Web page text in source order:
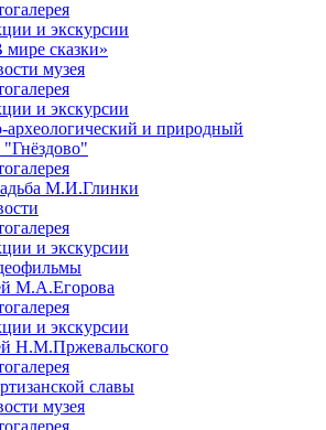
и экскурсии
сказки»
музея
и экскурсии
археологический и природный
"Гнёздово"
М.И.Глинки
и экскурсии
М.А.Егорова
и экскурсии
Н.М.Пржевальского
славы
музея